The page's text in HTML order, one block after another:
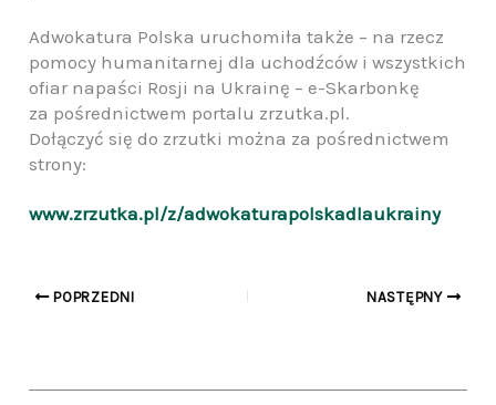
Adwokatura Polska uruchomiła także – na rzecz
pomocy humanitarnej dla uchodźców i wszystkich
ofiar napaści Rosji na Ukrainę – e-Skarbonkę
za pośrednictwem portalu zrzutka.pl.
Dołączyć się do zrzutki można za pośrednictwem
strony:
www.zrzutka.pl/z/adwokaturapolskadlaukrainy
POPRZEDNI NASTĘPNY